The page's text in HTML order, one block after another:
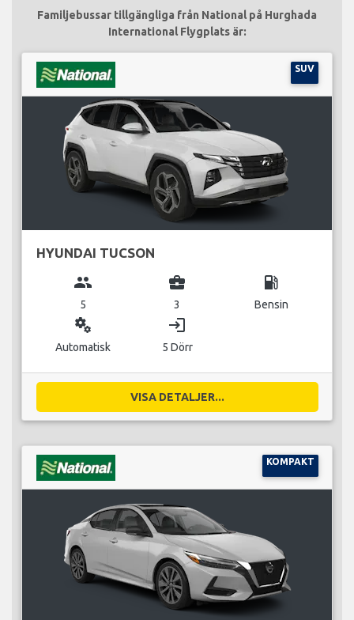
Familjebussar tillgängliga från National på Hurghada
International Flygplats är:
SUV
HYUNDAI TUCSON
group
5
business_center
3
local_gas_station
Bensin
miscellaneous_services
Automatisk
login
5 Dörr
VISA DETALJER...
KOMPAKT